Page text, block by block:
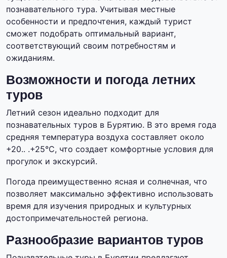
познавательного тура. Учитывая местные
особенности и предпочтения, каждый турист
сможет подобрать оптимальный вариант,
соответствующий своим потребностям и
ожиданиям.
Возможности и погода летних
туров
Летний сезон идеально подходит для
познавательных туров в Бурятию. В это время года
средняя температура воздуха составляет около
+20.. .+25°C, что создает комфортные условия для
прогулок и экскурсий.
Погода преимущественно ясная и солнечная, что
позволяет максимально эффективно использовать
время для изучения природных и культурных
достопримечательностей региона.
Разнообразие вариантов туров